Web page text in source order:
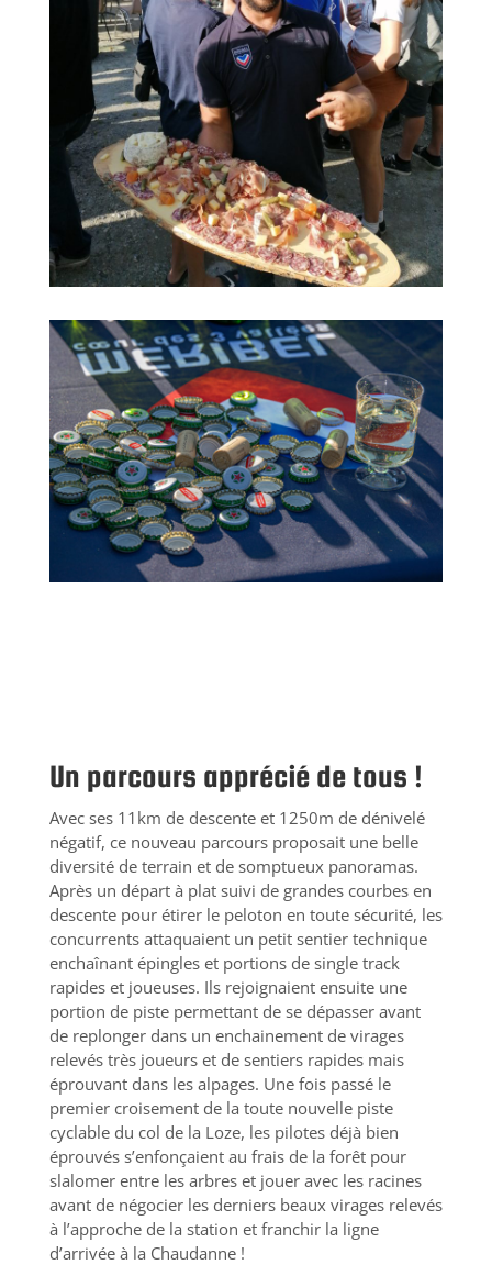
​Un parcours apprécié de tous !
Avec ses 11km de descente et 1250m de dénivelé
négatif, ce nouveau parcours proposait une belle
diversité de terrain et de somptueux panoramas.
Après un départ à plat suivi de grandes courbes en
descente pour étirer le peloton en toute sécurité, les
concurrents attaquaient un petit sentier technique
enchaînant épingles et portions de single track
rapides et joueuses. Ils rejoignaient ensuite une
portion de piste permettant de se dépasser avant
de replonger dans un enchainement de virages
relevés très joueurs et de sentiers rapides mais
éprouvant dans les alpages. Une fois passé le
premier croisement de la toute nouvelle piste
cyclable du col de la Loze, les pilotes déjà bien
éprouvés s’enfonçaient au frais de la forêt pour
slalomer entre les arbres et jouer avec les racines
avant de négocier les derniers beaux virages relevés
à l’approche de la station et franchir la ligne
d’arrivée à la Chaudanne !